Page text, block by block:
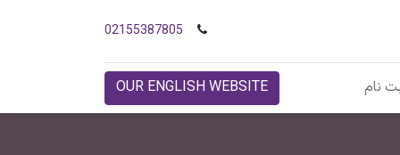
02155387805
نام OUR ENGLISH WEBSITE